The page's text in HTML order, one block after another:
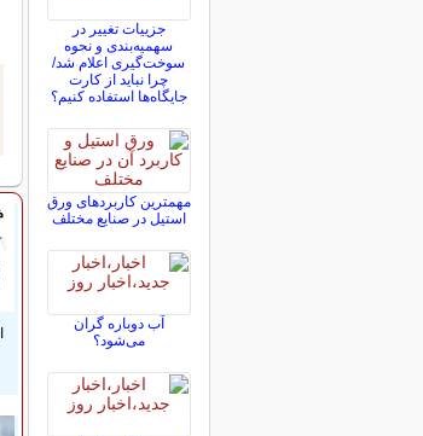
جزییات تغییر در
سهمیه‌بندی و نحوه
سوخت‌گیری اعلام شد/
چرا نباید از کارت
جایگاه‌ها استفاده کنیم؟
مهمترین کاربردهای ورق
استیل در صنایع مختلف
آب دوباره گران
می‌شود؟